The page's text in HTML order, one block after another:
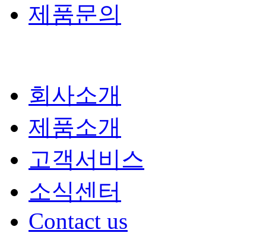
제품문의
회사소개
제품소개
고객서비스
소식센터
Contact us